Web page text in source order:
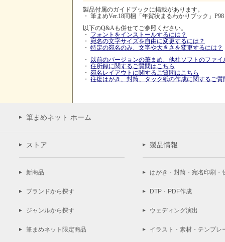
製品付属のガイドブックに掲載があります。
・ 筆まめVer.18同梱「年賀状まるわかりブック」
以下のQ&Aも併せてご参照ください。
・ フォントをインストールするには？
・ 宛名の文字サイズを自由に変更するには？
・ 特定の宛名のみ、文字や大きさを変更するには？
・
以前のバージョンの筆まめ、他社ソフトのファ
・ 住所録に関するご質問はこちら
・ 宛名レイアウトに関するご質問はこちら
・ 往復はがき、封筒、タック紙の作成に関するご質
筆まめネット ホーム
ストア
新商品
ブランドから探す
ジャンルから探す
筆まめネット限定商品
製品情報
はがき・封筒・宛名印刷・
DTP・PDF作成
ウェディング演出
イラスト・素材・テンプレ